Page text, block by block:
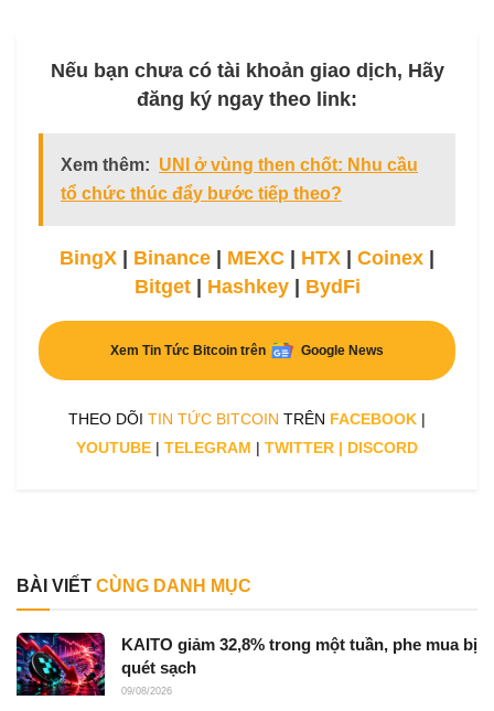
Nếu bạn chưa có tài khoản giao dịch, Hãy
đăng ký ngay theo link:
Xem thêm: UNI ở vùng then chốt: Nhu cầu
tổ chức thúc đẩy bước tiếp theo?
BingX | Binance | MEXC | HTX | Coinex |
Bitget| Hashkey| BydFi
Xem Tin Tức Bitcoin trên Google News
THEO DÕI TIN TỨC BITCOIN TRÊN FACEBOOK |
YOUTUBE | TELEGRAM | TWITTER | DISCORD
BÀI VIẾT CÙNG DANH MỤC
KAITO giảm 32,8% trong một tuần, phe mua bị
quét sạch
09/08/2026